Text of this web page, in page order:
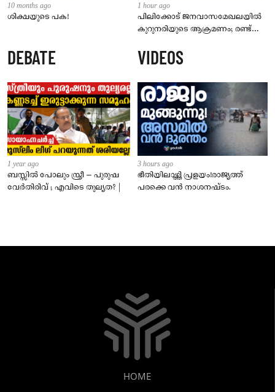
10 months ago
ശിക്ഷയുടെ പക!
1 hour ago
പിലിക്കോട് ജനവാസമേഖലയിൽ
കുറുനരിയുടെ ആക്രമണം; രണ്ട്
നിർദേശം നൽകി പഞ്ചായത്ത്
DEBATE
1 year ago
ബസ്സിൽ പോലും സ്ത്രീ – പുരുഷ
വേർതിരിവ് ; എവിടെ തുല്യത? |
VIDEOS
3 hours ago
ഭീതിയിലാഴ്ത്തി പ്രളയം!രാജ്യത്ത്
പരക്കെ വൻ നാശനഷ്ടം.
HOME